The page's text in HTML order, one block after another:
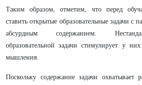
Таким образом, отметим, что перед
ставить открытые образовательные задачи с
абсурдным содержанием.
образовательной задачи стимулирует у
мышления.
Поскольку содержание задачи охватывает